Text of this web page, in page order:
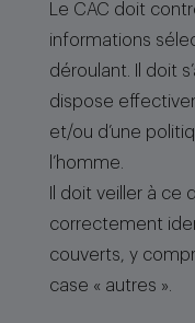
Le CAC doit
informations
déroulant. Il doit
dispose
et/ou d’une
l’homme.
Il doit veiller à ce
correctement
couverts, y
case « autres ».